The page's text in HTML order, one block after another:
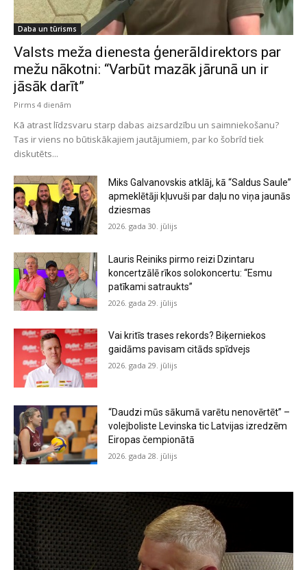
Daba un tūrisms
Valsts meža dienesta ģenerāldirektors par
mežu nākotni: “Varbūt mazāk jārunā un ir
jāsāk darīt”
Pirms 4 dienām
Kā atrast līdzsvaru starp dabas aizsardzību un saimniekošanu?
Tas ir viens no būtiskākajiem jautājumiem, par ko šobrīd tiek
diskutēts...
Miks Galvanovskis atklāj, kā “Saldus Saule”
apmeklētāji kļuvuši par daļu no viņa jaunās
dziesmas
2026. gada 30. jūlijs
Lauris Reiniks pirmo reizi Dzintaru
koncertzālē rīkos solokoncertu: “Esmu
patīkami satraukts”
2026. gada 29. jūlijs
Vai kritīs trases rekords? Biķerniekos
gaidāms pavisam citāds spīdvejs
2026. gada 29. jūlijs
“Daudzi mūs sākumā varētu nenovērtēt” –
volejboliste Levinska tic Latvijas izredzēm
Eiropas čempionātā
2026. gada 28. jūlijs